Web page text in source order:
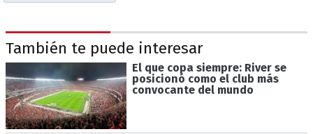
También te puede interesar
El que copa siempre: River se
posicionó como el club más
convocante del mundo